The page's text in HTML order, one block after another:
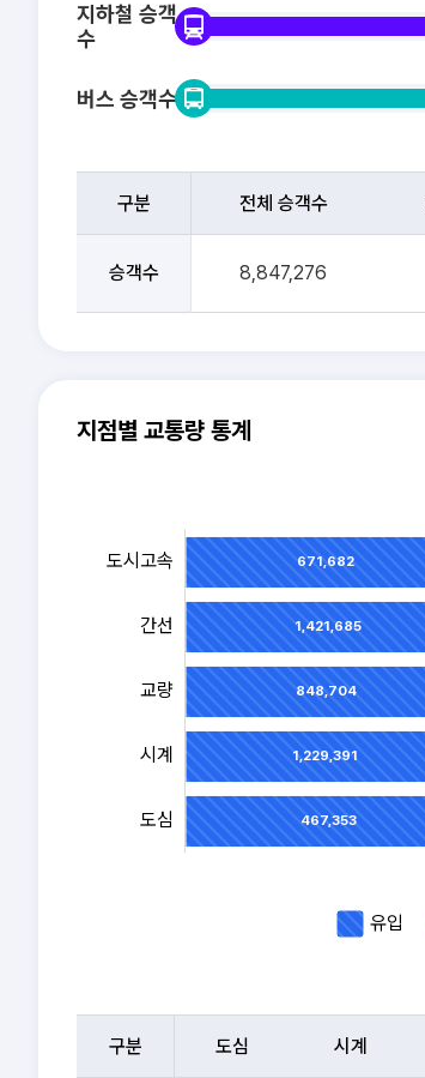
지하철 승객
수
버스 승객수
객
통
수
구분 전체 승객수
승객수 8,847,276
지점별 교통량 통계
467,353
1,229,391
848,704
1,421,685
671,682
도시고속
도심
시계
교량
간선
도시고속
유입
구분 도심 시계